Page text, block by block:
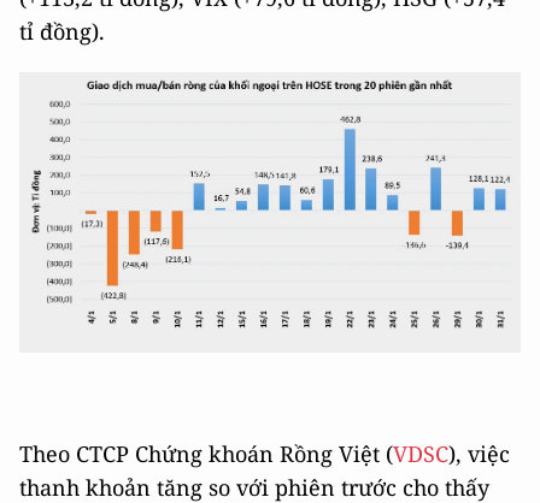
tỉ đồng).
Theo CTCP Chứng khoán Rồng Việt (VDSC), việc
thanh khoản tăng so với phiên trước cho thấy